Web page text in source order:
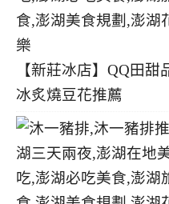
【新莊冰店】QQ田
冰炙燒豆花推薦